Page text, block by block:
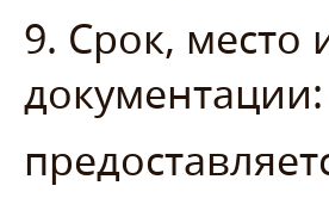
9. Срок, место